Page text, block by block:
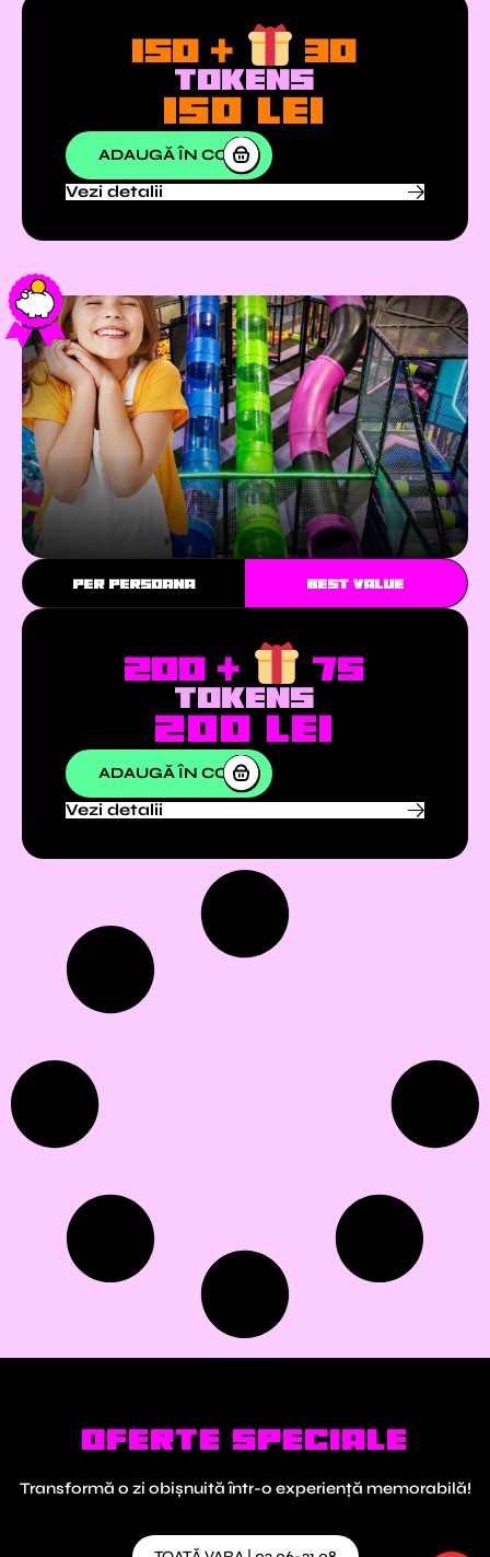
150 + 30
TOKENS
150 lei
ADAUGĂ ÎN COȘ
Vezi detalii
PER PERSOANA BEST VALUE
200 + 75
TOKENS
200 lei
ADAUGĂ ÎN COȘ
Vezi detalii
oferte speciale
Transformă o zi obișnuită într-o experiență memorabilă!